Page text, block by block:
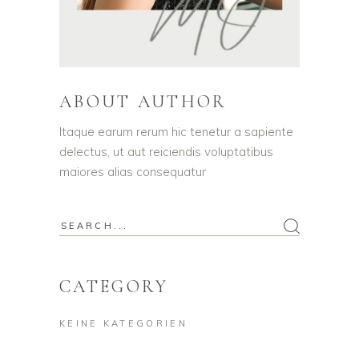
ABOUT AUTHOR
Itaque earum rerum hic tenetur a sapiente
delectus, ut aut reiciendis voluptatibus
maiores alias consequatur
Search
CATEGORY
KEINE KATEGORIEN